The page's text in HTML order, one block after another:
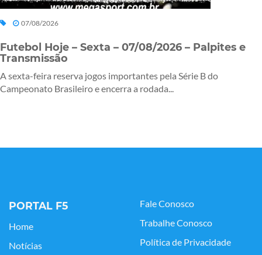
07/08/2026
Futebol Hoje – Sexta – 07/08/2026 – Palpites e
Transmissão
A sexta-feira reserva jogos importantes pela Série B do
Campeonato Brasileiro e encerra a rodada...
PORTAL F5
Home
Notícias
Fale Conosco
Trabalhe Conosco
Política de Privacidade